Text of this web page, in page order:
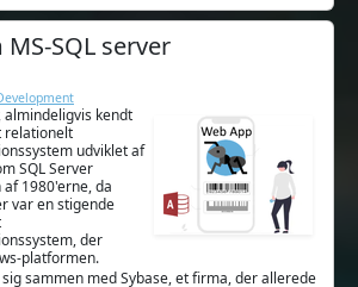
SQL server
almindeligvis kendt
relationelt
udviklet af
SQL Server
1980'erne, da
var en stigende
der
platformen.
sammen med Sybase, et firma, der allerede